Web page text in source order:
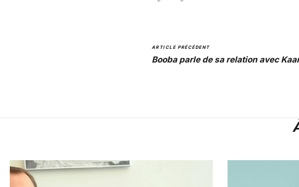
ARTICLE PRÉCÉDENT
Booba parle de sa relation avec